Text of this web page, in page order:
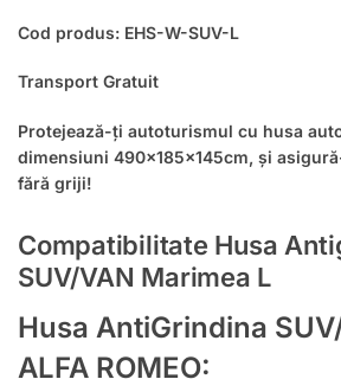
Cod produs: EHS-W-SUV-L
Transport Gratuit
Protejează-ți autoturismul cu husa
dimensiuni 490x185x145cm, și
fără griji!
Compatibilitate Husa
SUV/VAN Marimea L
Husa AntiGrindina
ALFA ROMEO: